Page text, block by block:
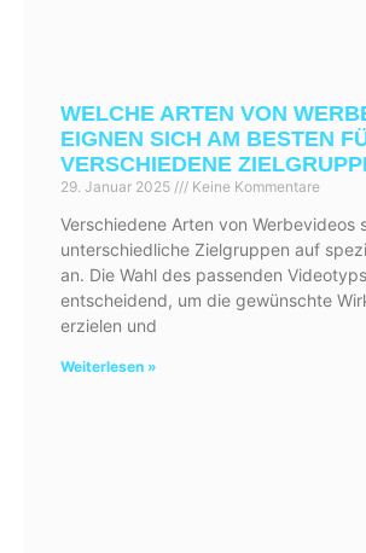
WELCHE ARTEN VON
EIGNEN SICH AM BESTEN
VERSCHIEDENE
29. Januar 2025 Keine Kommentare
Verschiedene Arten von Werbevideos
unterschiedliche Zielgruppen auf
an. Die Wahl des passenden
entscheidend, um die gewünschte
erzielen und
Weiterlesen »